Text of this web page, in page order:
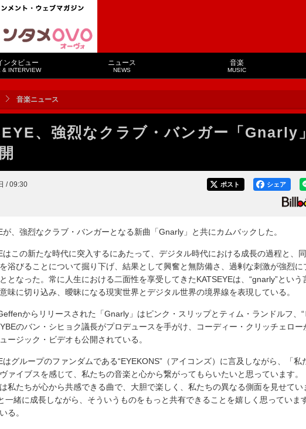
ンタビュー
& INTERVIEW
ニュース
NEWS
音楽
MUSIC
音楽ニュース
、強烈なクラブ・バンガー「Gnarly
/ 09:30 シェア
ポスト
、強烈なクラブ・バンガーとなる新曲「Gnarly」と共にカムバックした。
この新たな時代に突入するにあたって、デジタル時代における成長の過程と、
浴びることについて掘り下げ、結果として興奮と無防備さ、過剰な刺激が強烈に
となった。常に人生における二面性を享受してきたKATSEYEは、“gnarly”という
味に切り込み、曖昧になる現実世界とデジタル世界の境界線を表現している。
からリリースされた「Gnarly」はピンク・スリップとティム・ランドルフ、“
のバン・シヒョク議長がプロデュースを手がけ、コーディー・クリッチェロー
ージック・ビデオも公開されている。
グループのファンダムである“EYEKONS”（アイコンズ）に言及しながら、「私
ァイブスを感じて、私たちの音楽と心から繋がってもらいたいと思っています。
は私たちが心から共感できる曲で、大胆で楽しく、私たちの異なる側面を見せてい
一緒に成長しながら、そういうものをもっと共有できることを嬉しく思っていま
る。